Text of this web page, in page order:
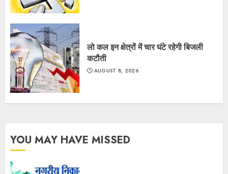
लो कल इन क्षेत्रों में चार घंटे रहेगी बिजली
कटौती
AUGUST 8, 2026
YOU MAY HAVE MISSED